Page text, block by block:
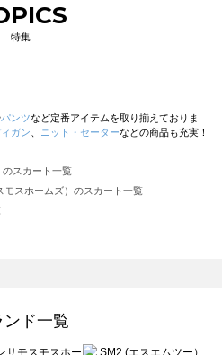
特集
パンツなど定番アイテムを取り揃えておりま
ガン ニット・セーターなどの商品も充実！
スカート一覧
モスホームズ）のスカート一覧
イサマンサモスモス）のスカート一覧
ブルー）のスカート一覧
覧
ンド一覧